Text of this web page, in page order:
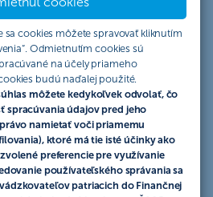
sa cookies môžete spravovať kliknutím
Odmietnutím cookies sú
na účely priameho
budú naďalej použité.
môžete kedykoľvek odvolať, čo
spracúvania údajov pred jeho
namietať voči priamemu
ktoré má tie isté účinky ako
preferencie pre využívanie
používateľského správania sa
patriacich do Finančnej
Košice
5